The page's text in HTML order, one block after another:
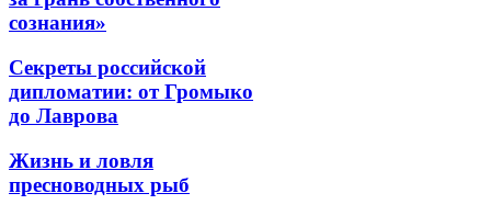
сознания»
Секреты российской
дипломатии: от Громыко
до Лаврова
Жизнь и ловля
пресноводных рыб